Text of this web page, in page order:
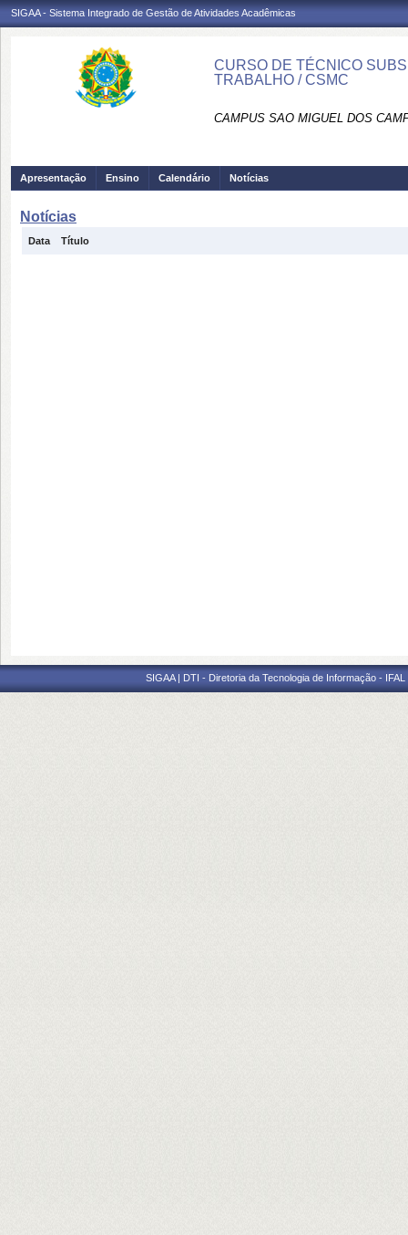
SIGAA - Sistema Integrado de Gestão de Atividades Acadêmicas
CURSO DE TÉCNICO
TRABALHO / CSMC
CAMPUS SAO MIGUEL DOS
Apresentação Ensino Calendário Notícias
Notícias
Data Título
SIGAA | DTI - Diretoria da Tecnologia de Informação -